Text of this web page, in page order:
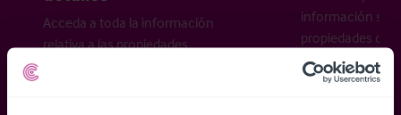
Acceda a toda la información
relativa a las propiedades
información
propiedades
cómo desea